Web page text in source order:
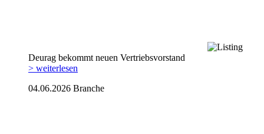
Deurag bekommt neuen Vertriebsvorstand
> weiterlesen
04.06.2026 Branche